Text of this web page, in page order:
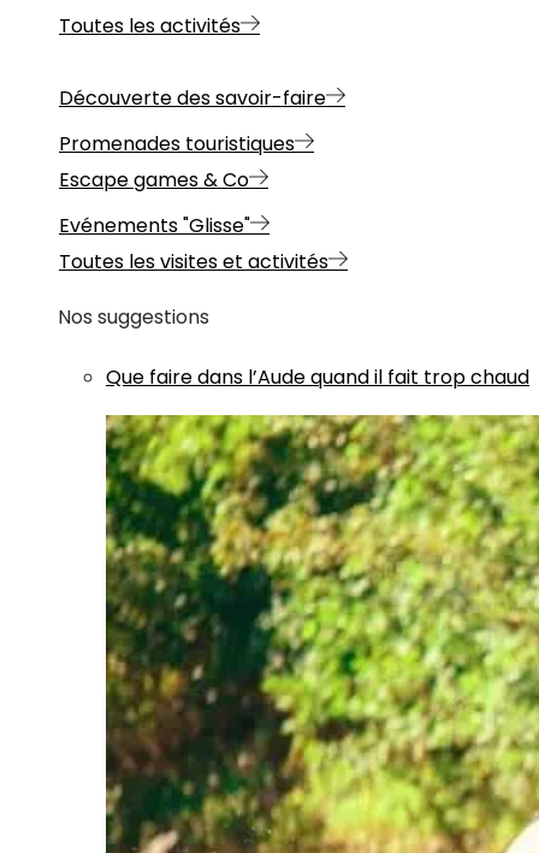
Toutes les activités
Découverte des savoir-faire
Promenades touristiques
Escape games & Co
Evénements "Glisse"
Toutes les visites et activités
Nos suggestions
Que faire dans l’Aude quand il fait trop chaud